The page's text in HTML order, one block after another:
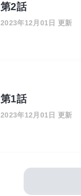
第2話
2023年12月01日 更新
第1話
2023年12月01日 更新